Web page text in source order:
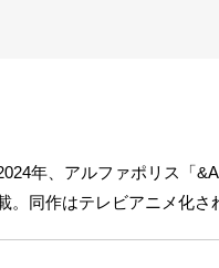
年、アルファポリス「
。同作はテレビアニメ化